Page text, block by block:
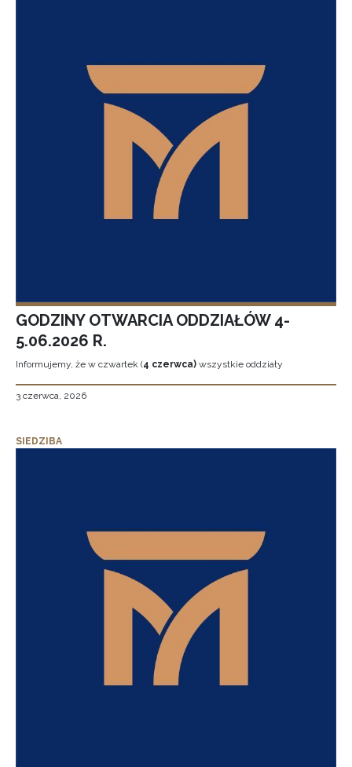
GODZINY OTWARCIA ODDZIAŁÓW 4-
5.06.2026 R.
Informujemy, że w czwartek (4 czerwca) wszystkie oddziały
3 czerwca, 2026
SIEDZIBA